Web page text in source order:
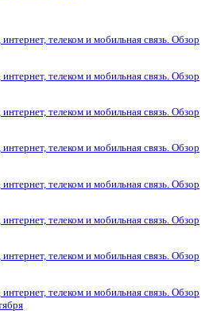
телеком и мобильная связь. Обзор
телеком и мобильная связь. Обзор
телеком и мобильная связь. Обзор
телеком и мобильная связь. Обзор
телеком и мобильная связь. Обзор
телеком и мобильная связь. Обзор
телеком и мобильная связь. Обзор
телеком и мобильная связь. Обзор